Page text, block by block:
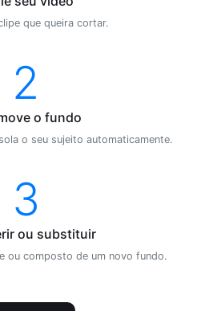
que queira cortar.
2
o fundo
o seu sujeito automaticamente.
3
ou substituir
ou composto de um novo fundo.